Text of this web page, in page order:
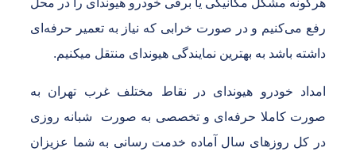
می‌کنیم و در صورت خرابی که نیاز به تعمیر حرفه‌ای
باشد به بهترین نمایندگی هیوندای منتقل میکنیم.
خودرو هیوندای در نقاط مختلف غرب تهران به
کاملا حرفه‌ای و تخصصی به صورت شبانه روزی
کل روزهای سال آماده خدمت رسانی به شما عزیزان